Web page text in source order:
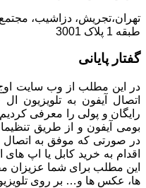
تهران،تجریش، دزاشیب،
طبقه 1 پلاک 3001
گفتار پایانی
در این مطلب از وب سایت
اتصال آیفون به تلویزیون
رایگان و پولی را معرفی
بومی آیفون و از طریق
در صورتی که موفق به اتصال
اقدام به خرید کابل یا اپ
این مطلب برای شما عزیزان
ها، عکس ها و… بر روی